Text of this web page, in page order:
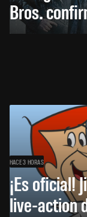
Bros.
HACE 3 HORAS
¡Es oficial!
live-action